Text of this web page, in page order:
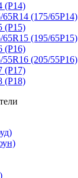
(Р14)
(175/65Р14)
(Р15)
(195/65Р15)
(Р16)
(205/55Р16)
(Р17)
(Р18)